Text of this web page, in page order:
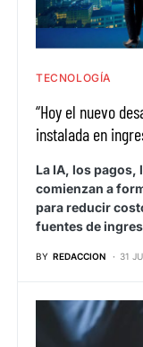
TECNOLOGÍA
“Hoy el nuevo
instalada en
La IA, los
comienzan a
para reducir
fuentes de
BY REDACCION 31